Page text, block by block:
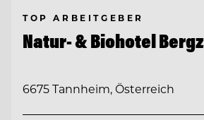
TOP ARBEITGEBER
Natur- & Biohotel
6675 Tannheim, Österreich